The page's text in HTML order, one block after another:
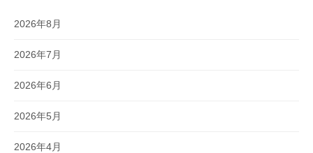
2026年8月
2026年7月
2026年6月
2026年5月
2026年4月